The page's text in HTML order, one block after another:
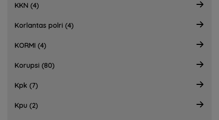
KKN (4)
Korlantas polri (4)
KORMI (4)
Korupsi (80)
Kpk (7)
Kpu (2)